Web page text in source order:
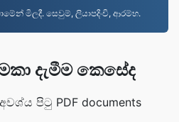
මිලදී. සෙවුම්, ලියාපදිංචි, ආරම්භ.
දැමීම කෙසේද
පිටු PDF documents